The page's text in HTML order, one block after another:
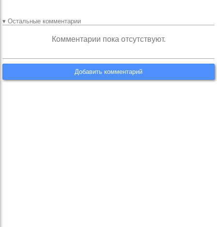
▾ Остальные комментарии
Комментарии пока отсутствуют.
Добавить комментарий